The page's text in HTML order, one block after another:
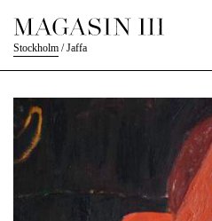
Stockholm /Jaffa